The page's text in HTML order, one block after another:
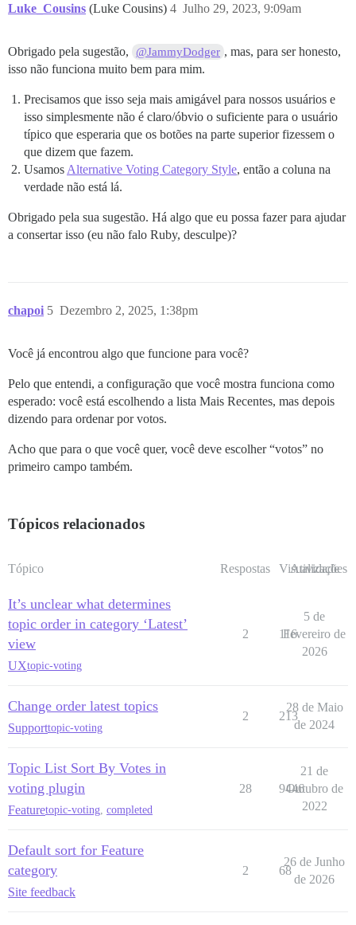
Luke_Cousins (Luke Cousins) Julho 29, 2023, 9:09am
4
Obrigado pela sugestão, @JammyDodger , mas, para ser honesto,
isso não funciona muito bem para mim.
Precisamos que isso seja mais amigável para nossos usuários e
isso simplesmente não é claro/óbvio o suficiente para o usuário
típico que esperaria que os botões na parte superior fizessem o
que dizem que fazem.
Usamos Alternative Voting Category Style, então a coluna na
verdade não está lá.
Obrigado pela sua sugestão. Há algo que eu possa fazer para ajudar
a consertar isso (eu não falo Ruby, desculpe)?
chapoi Dezembro 2, 2025, 1:38pm
5
Você já encontrou algo que funcione para você?
Pelo que entendi, a configuração que você mostra funciona como
esperado: você está escolhendo a lista Mais Recentes, mas depois
dizendo para ordenar por votos.
Acho que para o que você quer, você deve escolher “votos” no
primeiro campo também.
Tópicos relacionados
Tópico Respostas Visualizações
Atividade
It’s unclear what determines
topic order in category ‘Latest’
view
UXtopic-voting
2 116
5 de
Fevereiro de
2026
Change order latest topics
Supporttopic-voting
2 213
28 de Maio
de 2024
Topic List Sort By Votes in
voting plugin
Featuretopic-voting, completed
28 9446
21 de
Outubro de
2022
Default sort for Feature
category
Site feedback
2 68
26 de Junho
de 2026